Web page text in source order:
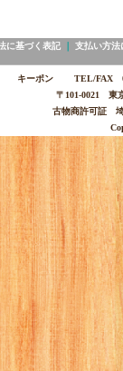
に基づく表記｜ 支払い方法
キーポン TEL/FAX
〒101-0021 東
古物商許可証